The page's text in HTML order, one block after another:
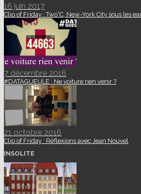
16 juin 2017
Clip of Friday : Two°C, New-York City sous les
7 décembre 2016
#DATAGUEULE : Ne voiture rien venir ?
21 octobre 2016
Clip of Friday : Réflexions avec Jean Nouvel
INSOLITE